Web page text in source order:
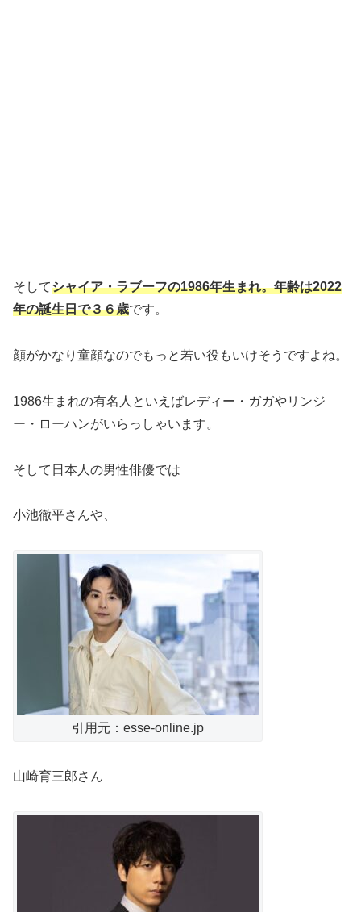
そしてシャイア・ラブーフの1986年生まれ。年齢は2022
年の誕生日で３６歳です。
顔がかなり童顔なのでもっと若い役もいけそうですよね。
1986生まれの有名人といえばレディー・ガガやリンジ
ー・ローハンがいらっしゃいます。
そして日本人の男性俳優では
小池徹平さんや、
引用元：esse-online.jp
山崎育三郎さん